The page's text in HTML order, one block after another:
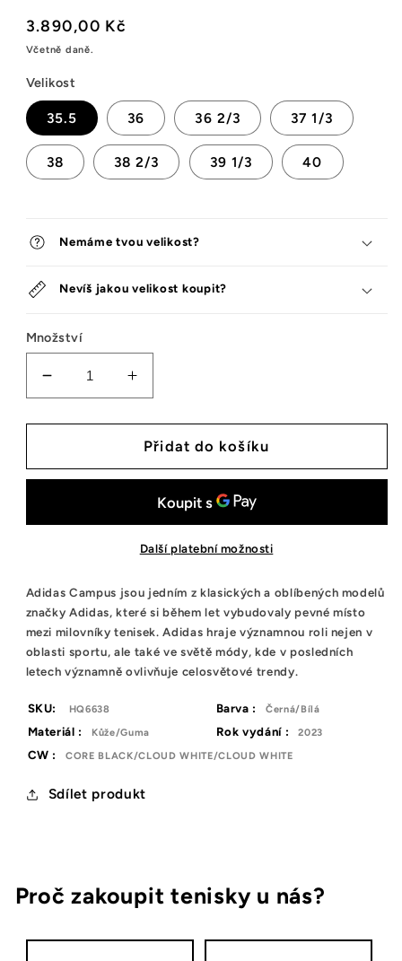
Běžná
cena
3.890,00 Kč
Včetně daně.
Velikost
35.5 36 36 2/3 37 1/3
38 38 2/3 39 1/3 40
Nemáme tvou velikost?
Nevíš jakou velikost koupit?
Množství
Snížit
množství
tenisek
Campus
White
Zvýšit
množství
tenisek
Adidas
Campus
Black
White
Gum
Přidat do košíku
Další platební možnosti
Adidas Campus jsou jedním z klasických a oblíbených modelů
značky Adidas, které si během let vybudovaly pevné místo
mezi milovníky tenisek. Adidas hraje významnou roli nejen v
oblasti sportu, ale také ve světě módy, kde v posledních
letech významně ovlivňuje celosvětové trendy.
SKU: HQ6638 Barva : Černá/Bílá
Materiál : Kůže/Guma Rok vydání : 2023
CW : CORE BLACK/CLOUD WHITE/CLOUD WHITE
Sdílet produkt
Proč zakoupit tenisky u nás?